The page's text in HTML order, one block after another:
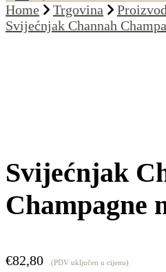
Home
Trgovina
Svijećnjak Channah
Svijećnjak
Champagne
€82,80 (PDV uključen u cijenu)